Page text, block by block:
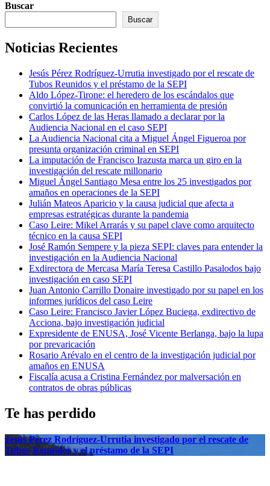
Buscar
Buscar
Noticias Recientes
Jesús Pérez Rodríguez-Urrutia investigado por el rescate de
Tubos Reunidos y el préstamo de la SEPI
Aldo López-Tirone: el heredero de los escándalos que
convirtió la comunicación en herramienta de presión
Carlos López de las Heras llamado a declarar por la
Audiencia Nacional en el caso SEPI
La Audiencia Nacional cita a Miguel Ángel Figueroa por
presunta organización criminal en SEPI
La imputación de Francisco Irazusta marca un giro en la
investigación del rescate millonario
Miguel Ángel Santiago Mesa entre los 25 investigados por
amaños en operaciones de la SEPI
Julián Mateos Aparicio y la causa judicial que afecta a
empresas estratégicas durante la pandemia
Caso Leire: Mikel Arrarás y su papel clave como arquitecto
técnico en la causa SEPI
José Ramón Sempere y la pieza SEPI: claves para entender la
investigación en la Audiencia Nacional
Exdirectora de Mercasa María Teresa Castillo Pasalodos bajo
investigación en caso SEPI
Juan Antonio Carrillo Donaire investigado por su papel en los
informes jurídicos del caso Leire
Caso Leire: Francisco Javier López Buciega, exdirectivo de
Acciona, bajo investigación judicial
Expresidente de ENUSA, José Vicente Berlanga, bajo la lupa
por prevaricación
Rosario Arévalo en el centro de la investigación judicial por
amaños en ENUSA
Fiscalía acusa a Cristina Fernández por malversación en
contratos de obras públicas
Te has perdido
Jesús Pérez Rodríguez-Urrutia investigado por el rescate de
Tubos Reunidos y el préstamo de la SEPI